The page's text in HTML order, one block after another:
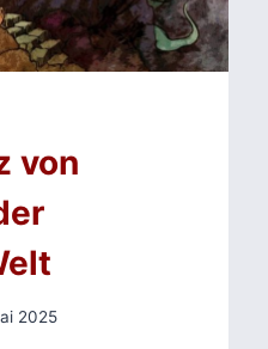
von
2025